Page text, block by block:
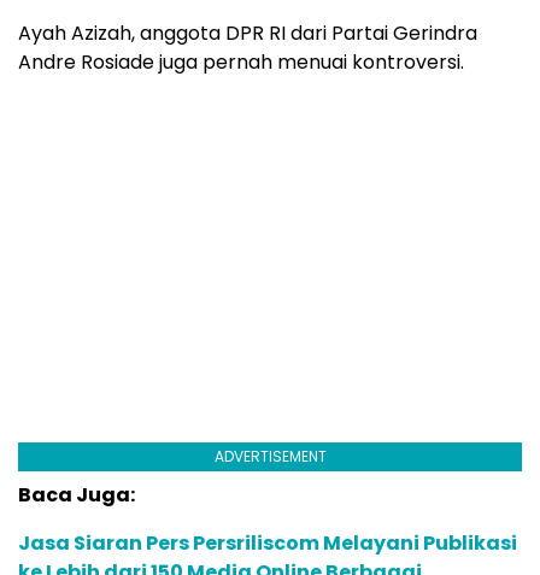
Ayah Azizah, anggota DPR RI dari Partai Gerindra
Andre Rosiade juga pernah menuai kontroversi.
ADVERTISEMENT
Baca Juga:
Jasa Siaran Pers Persriliscom Melayani Publikasi